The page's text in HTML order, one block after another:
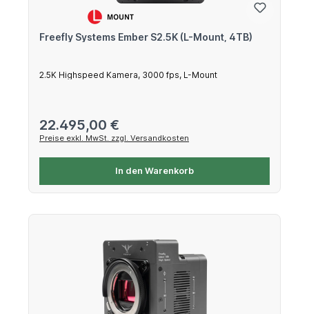
Freefly Systems Ember S2.5K (L-Mount, 4TB)
2.5K Highspeed Kamera, 3000 fps, L-Mount
Regulärer Preis:
22.495,00 €
Preise exkl. MwSt. zzgl. Versandkosten
In den Warenkorb